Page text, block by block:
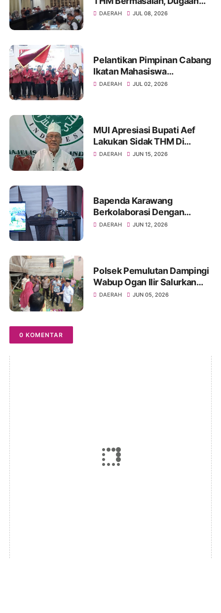
Izin Palsu hingga Minol Ilegal
DAERAH JUL 08, 2026
Pelantikan Pimpinan Cabang
Ikatan Mahasiswa
Muhammadiyah Kota
DAERAH JUL 02, 2026
MUI Apresiasi Bupati Aef
Lakukan Sidak THM Di
Karawang.
DAERAH JUN 15, 2026
Bapenda Karawang
Berkolaborasi Dengan
Fakultas Hukum Unsika
DAERAH JUN 12, 2026
Polsek Pemulutan Dampingi
Wabup Ogan Ilir Salurkan
Bansos ke Warga Sakit
DAERAH JUN 05, 2026
0 KOMENTAR